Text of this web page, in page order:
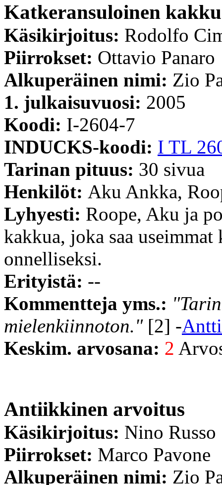
Katkeransuloinen kakku
Käsikirjoitus: Rodolfo
Piirrokset: Ottavio Panaro
Alkuperäinen nimi: Zio
1. julkaisuvuosi: 2005
Koodi: I-2604-7
INDUCKS-koodi: I TL
Tarinan pituus: 30 sivua
Henkilöt: Aku Ankka,
Lyhyesti: Roope, Aku ja
kakkua, joka saa
onnelliseksi.
Erityistä: --
Kommentteja yms.:
mielenkiinnoton."[2] -
Keskim. arvosana: 2
Antiikkinen arvoitus
Käsikirjoitus: Nino Russo
Piirrokset: Marco Pavone
Alkuperäinen nimi: Zio